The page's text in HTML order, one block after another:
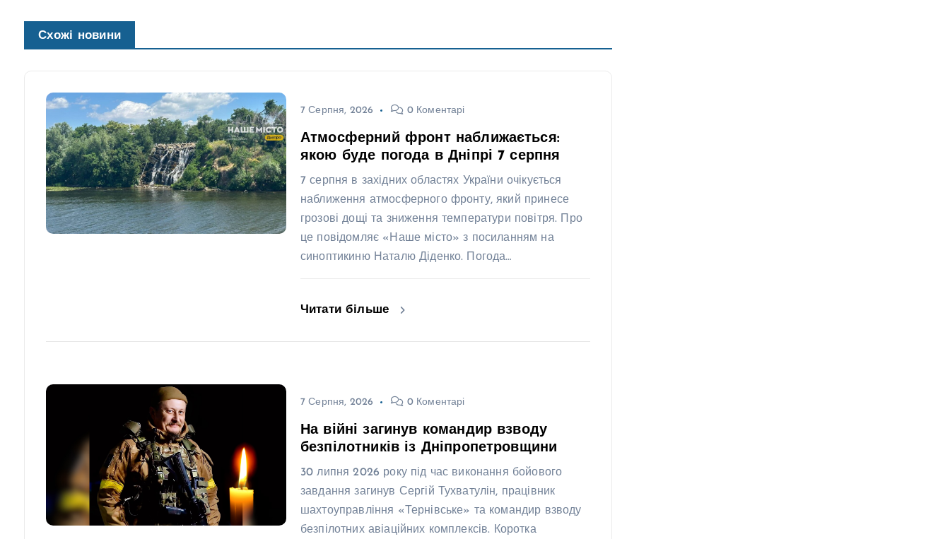
Схожі новини
7 Серпня, 2026 0 Коментарі
Атмосферний фронт наближається:
якою буде погода в Дніпрі 7 серпня
7 серпня в західних областях України очікується
наближення атмосферного фронту, який принесе
грозові дощі та зниження температури повітря. Про
це повідомляє «Наше місто» з посиланням на
синоптикиню Наталю Діденко. Погода…
Читати більше
7 Серпня, 2026 0 Коментарі
На війні загинув командир взводу
безпілотників із Дніпропетровщини
30 липня 2026 року під час виконання бойового
завдання загинув Сергій Тухватулін, працівник
шахтоуправління «Тернівське» та командир взводу
безпілотних авіаційних комплексів. Коротка